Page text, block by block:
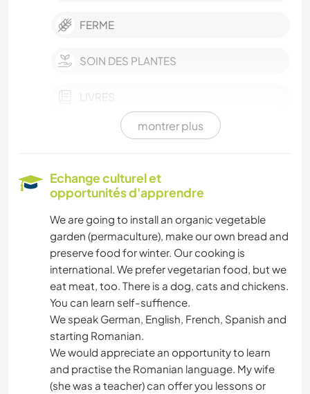
FERME
SOIN DES PLANTES
LIVRES
PHOTOGRAPHIE
YOGA / BIEN-ÊTRE
NATURE
CAMPING
SPORTS D’HIVER
MONTAGNE
montrer plus
Echange culturel et
opportunités d'apprendre
We are going to install an organic vegetable
garden (permaculture), make our own bread and
preserve food for winter. Our cooking is
international. We prefer vegetarian food, but we
eat meat, too. There is a dog, cats and chickens.
You can learn self-suffience.
We speak German, English, French, Spanish and
starting Romanian.
We would appreciate an opportunity to learn
and practise the Romanian language. My wife
(she was a teacher) can offer you lessons or